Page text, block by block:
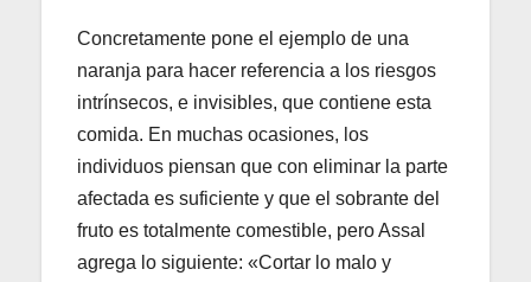
Concretamente pone el ejemplo de una
naranja para hacer referencia a los riesgos
intrínsecos, e invisibles, que contiene esta
comida. En muchas ocasiones, los
individuos piensan que con eliminar la parte
afectada es suficiente y que el sobrante del
fruto es totalmente comestible, pero Assal
agrega lo siguiente: «Cortar lo malo y